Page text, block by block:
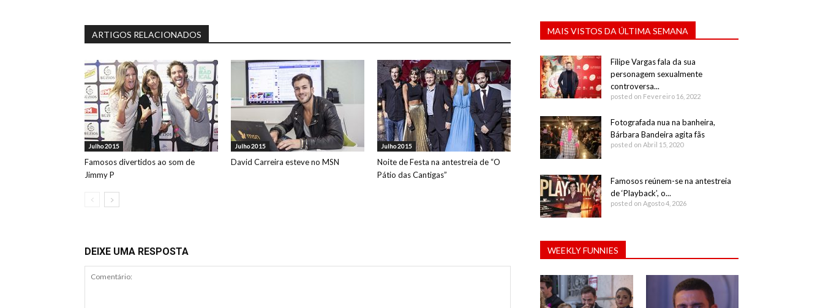
ARTIGOS RELACIONADOS
Julho 2015
Famosos divertidos ao som de
Jimmy P
Julho 2015
David Carreira esteve no MSN
Julho 2015
Noite de Festa na antestreia de “O
Pátio das Cantigas”
DEIXE UMA RESPOSTA
MAIS VISTOS DA ÚLTIMA SEMANA
Filipe Vargas fala da sua
personagem sexualmente
controversa...
posted on Fevereiro 16, 2022
Fotografada nua na banheira,
Bárbara Bandeira agita fãs
posted on Abril 15, 2020
Famosos reúnem-se na antestreia
de ‘Playback’, o...
posted on Agosto 4, 2026
WEEKLY FUNNIES